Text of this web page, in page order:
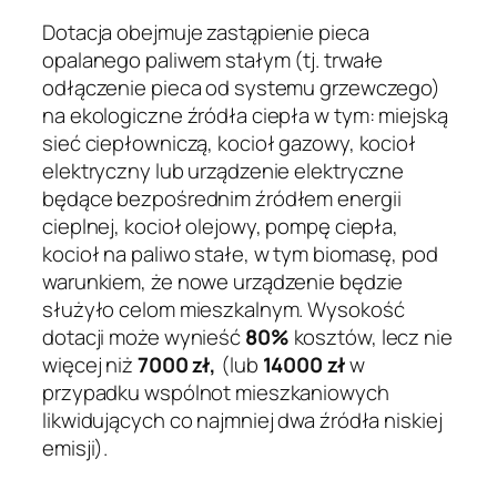
Dotacja obejmuje zastąpienie pieca
opalanego paliwem stałym (tj. trwałe
odłączenie pieca od systemu grzewczego)
na ekologiczne źródła ciepła w tym: miejską
sieć ciepłowniczą, kocioł gazowy, kocioł
elektryczny lub urządzenie elektryczne
będące bezpośrednim źródłem energii
cieplnej, kocioł olejowy, pompę ciepła,
kocioł na paliwo stałe, w tym biomasę, pod
warunkiem, że nowe urządzenie będzie
służyło celom mieszkalnym. Wysokość
dotacji może wynieść80% kosztów, lecz nie
więcej niż7000 zł, (lub 14000 złw
przypadku wspólnot mieszkaniowych
likwidujących co najmniej dwa źródła niskiej
emisji).